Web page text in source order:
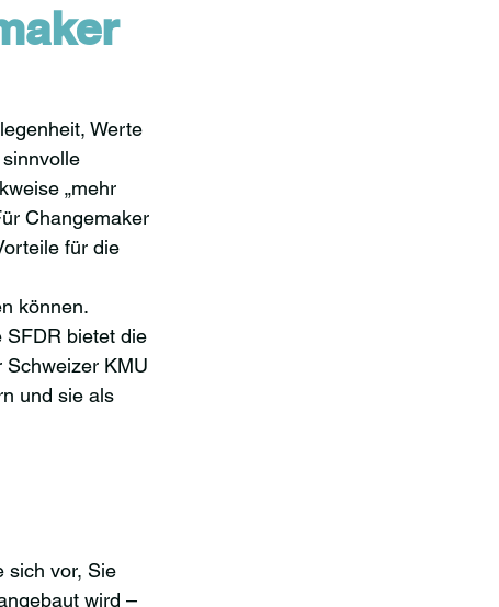
Werte
„mehr
Changemaker
für die
können.
SFDR bietet die
Schweizer KMU
und sie als
sich vor, Sie
wird –